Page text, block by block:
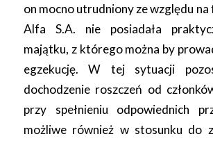
on mocno utrudniony ze względu na
Alfa S.A. nie posiadała
majątku, z którego można by
egzekucję. W tej sytuacji
dochodzenie roszczeń od
przy spełnieniu odpowiednich
możliwe również w stosunku do